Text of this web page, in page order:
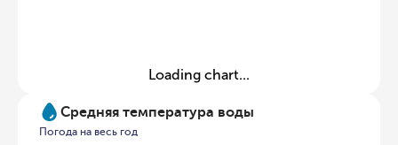
Loading chart...
Средняя температура воды
Погода на весь год